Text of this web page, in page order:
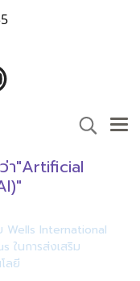
า"Artificial
Wells International
ในการส่งเสริม
ลยี